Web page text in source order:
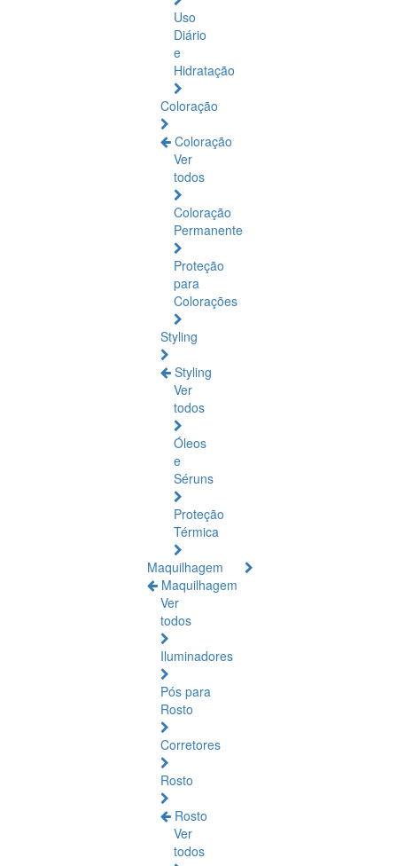
Uso
Diário
e
Hidratação
Coloração
Coloração
Ver
todos
Coloração
Permanente
Proteção
para
Colorações
Styling
Styling
Ver
todos
Óleos
e
Séruns
Proteção
Térmica
Maquilhagem
Maquilhagem
Ver
todos
Iluminadores
Pós para
Rosto
Corretores
Rosto
Rosto
Ver
todos